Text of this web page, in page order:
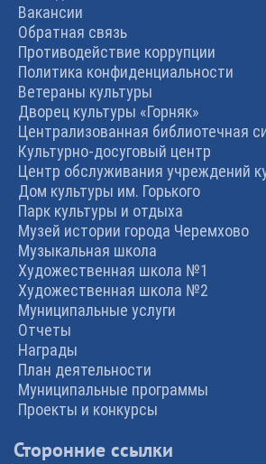
Вакансии
Обратная связь
Противодействие коррупции
Политика конфиденциальности
Ветераны культуры
Дворец культуры «Горняк»
Централизованная библиотечная
Культурно-досуговый центр
Центр обслуживания учреждений
Дом культуры им. Горького
Парк культуры и отдыха
Музей истории города Черемхово
Музыкальная школа
Художественная школа №1
Художественная школа №2
Муниципальные услуги
Отчеты
Награды
План деятельности
Муниципальные программы
Проекты и конкурсы
Сторонние ссылки